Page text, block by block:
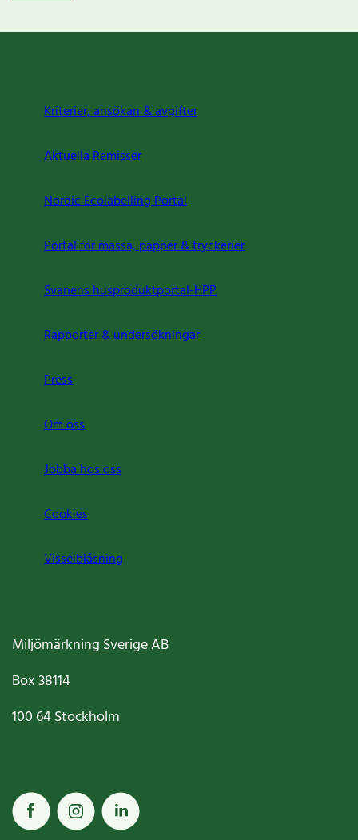
Kriterier, ansökan & avgifter
Aktuella Remisser
Nordic Ecolabelling Portal
Portal för massa, papper & tryckerier
Svanens husproduktportal-HPP
Rapporter & undersökningar
Press
Om oss
Jobba hos oss
Cookies
Visselblåsning
Miljömärkning Sverige AB
Box38114
100 64Stockholm